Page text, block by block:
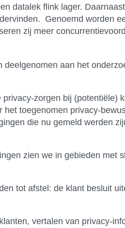
datalek flink lager.
Genoemd worden
zij meer
aan het
zorgen bij (potentiële)
toegenomen privacy-
die nu gemeld werden
zien we in gebieden met
tot afstel: de klant besluit
vertalen van privacy-